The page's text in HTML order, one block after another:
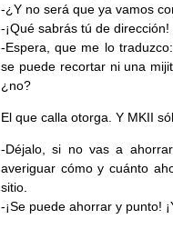
-¿Y no será que ya vamos
-¡Qué sabrás tú de
-Espera, que me lo
se puede recortar ni una
¿no?
El que calla otorga. Y MKII
-Déjalo, si no vas a
averiguar cómo y cuánto
sitio.
-¡Se puede ahorrar y punto!